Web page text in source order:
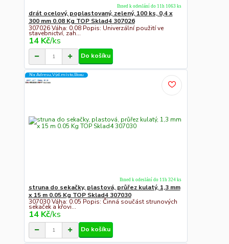
drát ocelový, poplastovaný, zelený, 100 ks, 0,4 x
300 mm 0.08 Kg TOP Sklad4 307026
307026 Váha: 0.08 Popis: Univerzální použití ve
stavebnictví, zah...
14 Kč/ks
Ihned k odeslání do 11h 1063 ks
Do košíku
Na Adresu,Výd.místo,Boxu
struna do sekačky, plastová, průřez kulatý, 1,3 mm
x 15 m 0.05 Kg TOP Sklad4 307030
307030 Váha: 0.05 Popis: Činná součást strunových
sekaček a křovi...
14 Kč/ks
Ihned k odeslání do 11h 324 ks
Do košíku